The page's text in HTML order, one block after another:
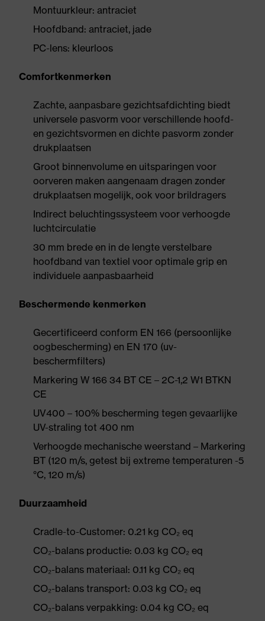
Montuurkleur: antraciet
Hoofdband: antraciet, jade
PC-lens: kleurloos
Comfortkenmerken
Zachte, aanpasbare gezichtsafdichting biedt
universele pasvorm voor verschillende hoofd-
en gezichtsvormen en dichte pasvorm zonder
drukplaatsen
Groot binnenvolume en uitsparingen voor
oorveren maken aangenaam dragen zonder
drukplaatsen mogelijk, ook voor brildragers
Indirect beluchtingssysteem voor verhoogde
luchtcirculatie
30 mm brede en in de lengte verstelbare
hoofdband van textiel voor optimale grip en
individuele aanpasbaarheid
Beschermende kenmerken
Gecertificeerd conform EN 166 (persoonlijke
oogbescherming) en EN 170 (uv-
beschermfilters)
Markering W 166 34 BT CE – 2C-1,2 W1 BTKN
CE
UV400 – 100% bescherming tegen gevaarlijke
UV-straling tot 400 nm
Verhoogde mechanische weerstand – Markering
BT (120 m/s, getest bij extreme temperaturen -5
°C, 120 m/s)
Duurzaamheid
Cradle-to-Customer: 0.21 kg CO₂ eq
CO₂-balans productie: 0.03 kg CO₂ eq
CO₂-balans materiaal: 0.11 kg CO₂ eq
CO₂-balans transport: 0.03 kg CO₂ eq
CO₂-balans verpakking: 0.04 kg CO₂ eq